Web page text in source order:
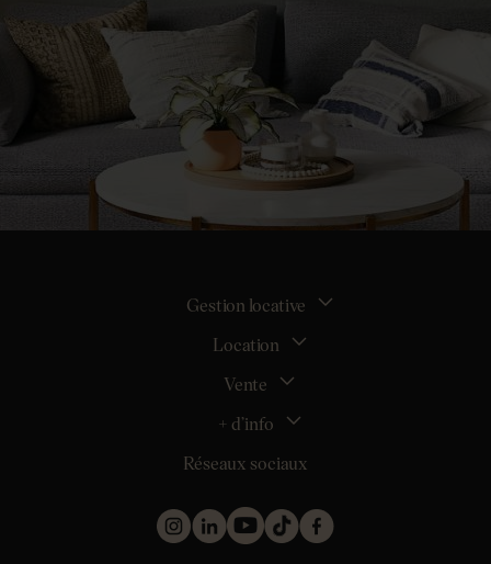
Gestion locative
La gestion locative
Location
Tous nos biens en location
Location appartement Saint-Sébastien-sur-Loire
Location maison Clisson (44190)
Location maison Rezé (44400)
Vente
Estimer mon bien
Maison Carquefou (44470)
Maison Couëron (44220)
+ d’info
Inscription
Nos métiers
Les projets d’achat
Réseaux sociaux